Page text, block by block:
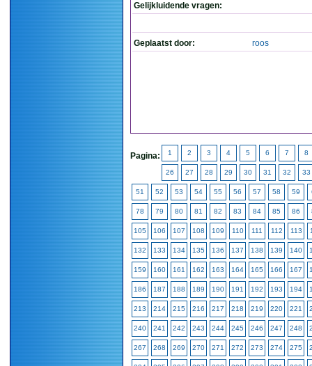
Gelijkluidende vragen:
Geplaatst door: roos
Pagina: 1 2 3 4 5 6 7 8
26 27 28 29 30 31 32 33
51 52 53 54 55 56 57 58 59
78 79 80 81 82 83 84 85 86
105 106 107 108 109 110 111 112 113
132 133 134 135 136 137 138 139 140
159 160 161 162 163 164 165 166 167
186 187 188 189 190 191 192 193 194
213 214 215 216 217 218 219 220 221
240 241 242 243 244 245 246 247 248
267 268 269 270 271 272 273 274 275